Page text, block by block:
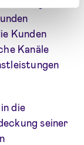
Kunden
Kanäle
die
seiner